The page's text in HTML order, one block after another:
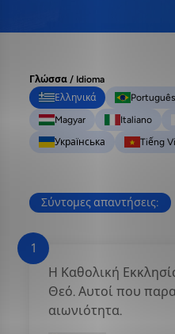
Γλώσσα / Idioma
Ελληνικά
Português
Magyar
Italiano
Українська
Tiếng
Σύντομες απαντήσεις:
1
Η Καθολική
Θεό. Αυτοί που
αιωνιότητα.